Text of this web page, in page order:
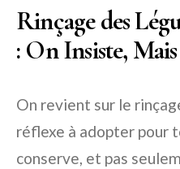
Rinçage des
: On Insiste,
On revient sur le
réflexe à adopter pour
conserve, et pas